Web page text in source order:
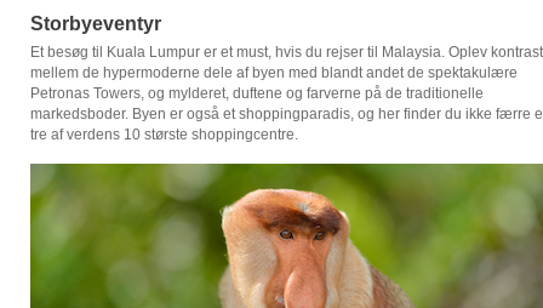
Storbyeventyr
Et besøg til Kuala Lumpur er et must, hvis du rejser til Malaysia. Oplev
mellem de hypermoderne dele af byen med blandt andet de spektakulære
Petronas Towers, og mylderet, duftene og farverne på de traditionelle
markedsboder. Byen er også et shoppingparadis, og her finder du ikke færre
tre af verdens 10 største shoppingcentre.